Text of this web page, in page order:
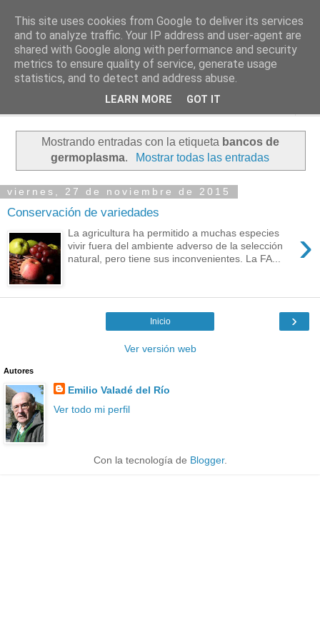
PASEANTE SILENCIOSO
Blog personal de Emilio Valadé del Río
Mostrando entradas con la etiqueta bancos de
germoplasma. Mostrar todas las entradas
viernes, 27 de noviembre de 2015
Conservación de variedades
›
La agricultura ha permitido a muchas especies
vivir fuera del ambiente adverso de la selección
natural, pero tiene sus inconvenientes. La FA...
›
Inicio
Ver versión web
Autores
Emilio Valadé del Río
Ver todo mi perfil
Con la tecnología de Blogger.
This site uses cookies from Google to deliver its services
and to analyze traffic. Your IP address and user-agent are
shared with Google along with performance and security
metrics to ensure quality of service, generate usage
statistics, and to detect and address abuse.
LEARN MORE GOT IT